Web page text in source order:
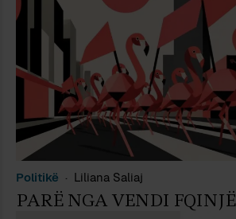
Politikë Liliana Saliaj
PARË NGA VENDI FQINJË